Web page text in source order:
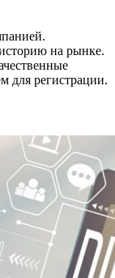
на рынке.
для регистрации.